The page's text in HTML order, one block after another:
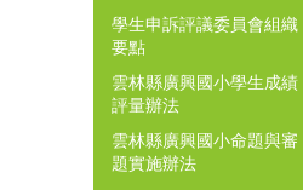
學生申訴評議委員會組織
要點
雲林縣廣興國小學生成績
評量辦法
雲林縣廣興國小命題與審
題實施辦法